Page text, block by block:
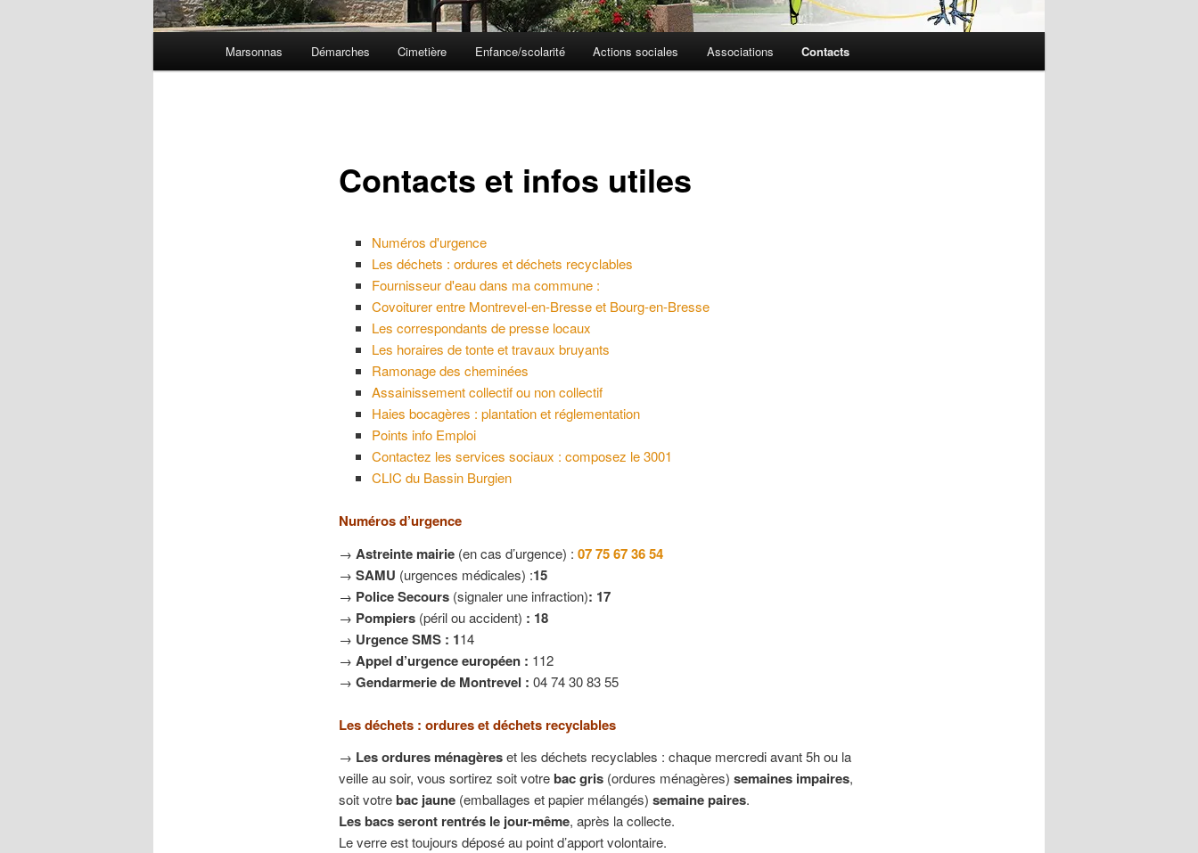
Marsonnas Démarches Cimetière Enfance/scolarité Actions sociales Associations Contacts
Contacts et infos utiles
Numéros d'urgence
Les déchets : ordures et déchets recyclables
Fournisseur d'eau dans ma commune :
Covoiturer entre Montrevel-en-Bresse et Bourg-en-Bresse
Les correspondants de presse locaux
Les horaires de tonte et travaux bruyants
Ramonage des cheminées
Assainissement collectif ou non collectif
Haies bocagères : plantation et réglementation
Points info Emploi
Contactez les services sociaux : composez le 3001
CLIC du Bassin Burgien
Numéros d’urgence
→ Astreinte mairie (en cas d’urgence) : 07 75 67 36 54
→ SAMU (urgences médicales) :15
→ Police Secours (signaler une infraction): 17
→ Pompiers (péril ou accident) : 18
→ Urgence SMS : 114
→ Appel d’urgence européen : 112
→ Gendarmerie de Montrevel : 04 74 30 83 55
Les déchets : ordures et déchets recyclables
→ Les ordures ménagèreset les déchets recyclables : chaque mercredi avant 5h ou la
veille au soir, vous sortirez soit votrebac gris(ordures ménagères) semaines impaires,
soit votrebac jaune(emballages et papier mélangés) semaine paires.
Les bacs seront rentrés le jour-même, après la collecte.
Le verre est toujours déposé au point d’apport volontaire.